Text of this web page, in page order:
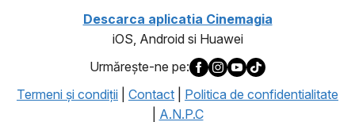
Descarca aplicatia Cinemagia
iOS, Android si Huawei
Urmăreşte-ne pe:
Termeni şi condiţii
Contact
Politica de confidentialitate
A.N.P.C